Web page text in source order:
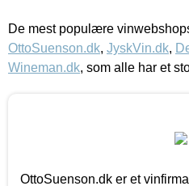
De mest populære
OttoSuenson.dk, JyskVin.dk,
Wineman.dk, som alle har et
OttoSuenson.dk er et